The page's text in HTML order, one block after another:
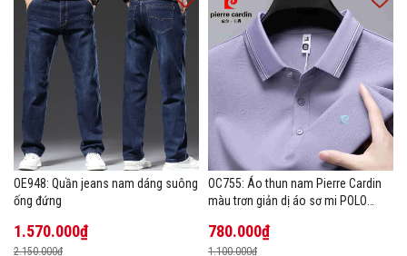
OE948: Quần jeans nam dáng suông
ống đứng
1.570.000₫
2.150.000₫
OC755: Áo thun nam Pierre Cardin
màu trơn giản dị áo sơ mi POLO
780.000₫
1.100.000₫